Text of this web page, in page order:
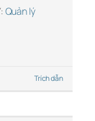
Quản lý
Trích dẫn